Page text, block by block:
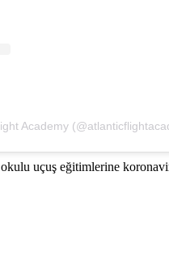
Academy
okulu uçuş eğitimlerine